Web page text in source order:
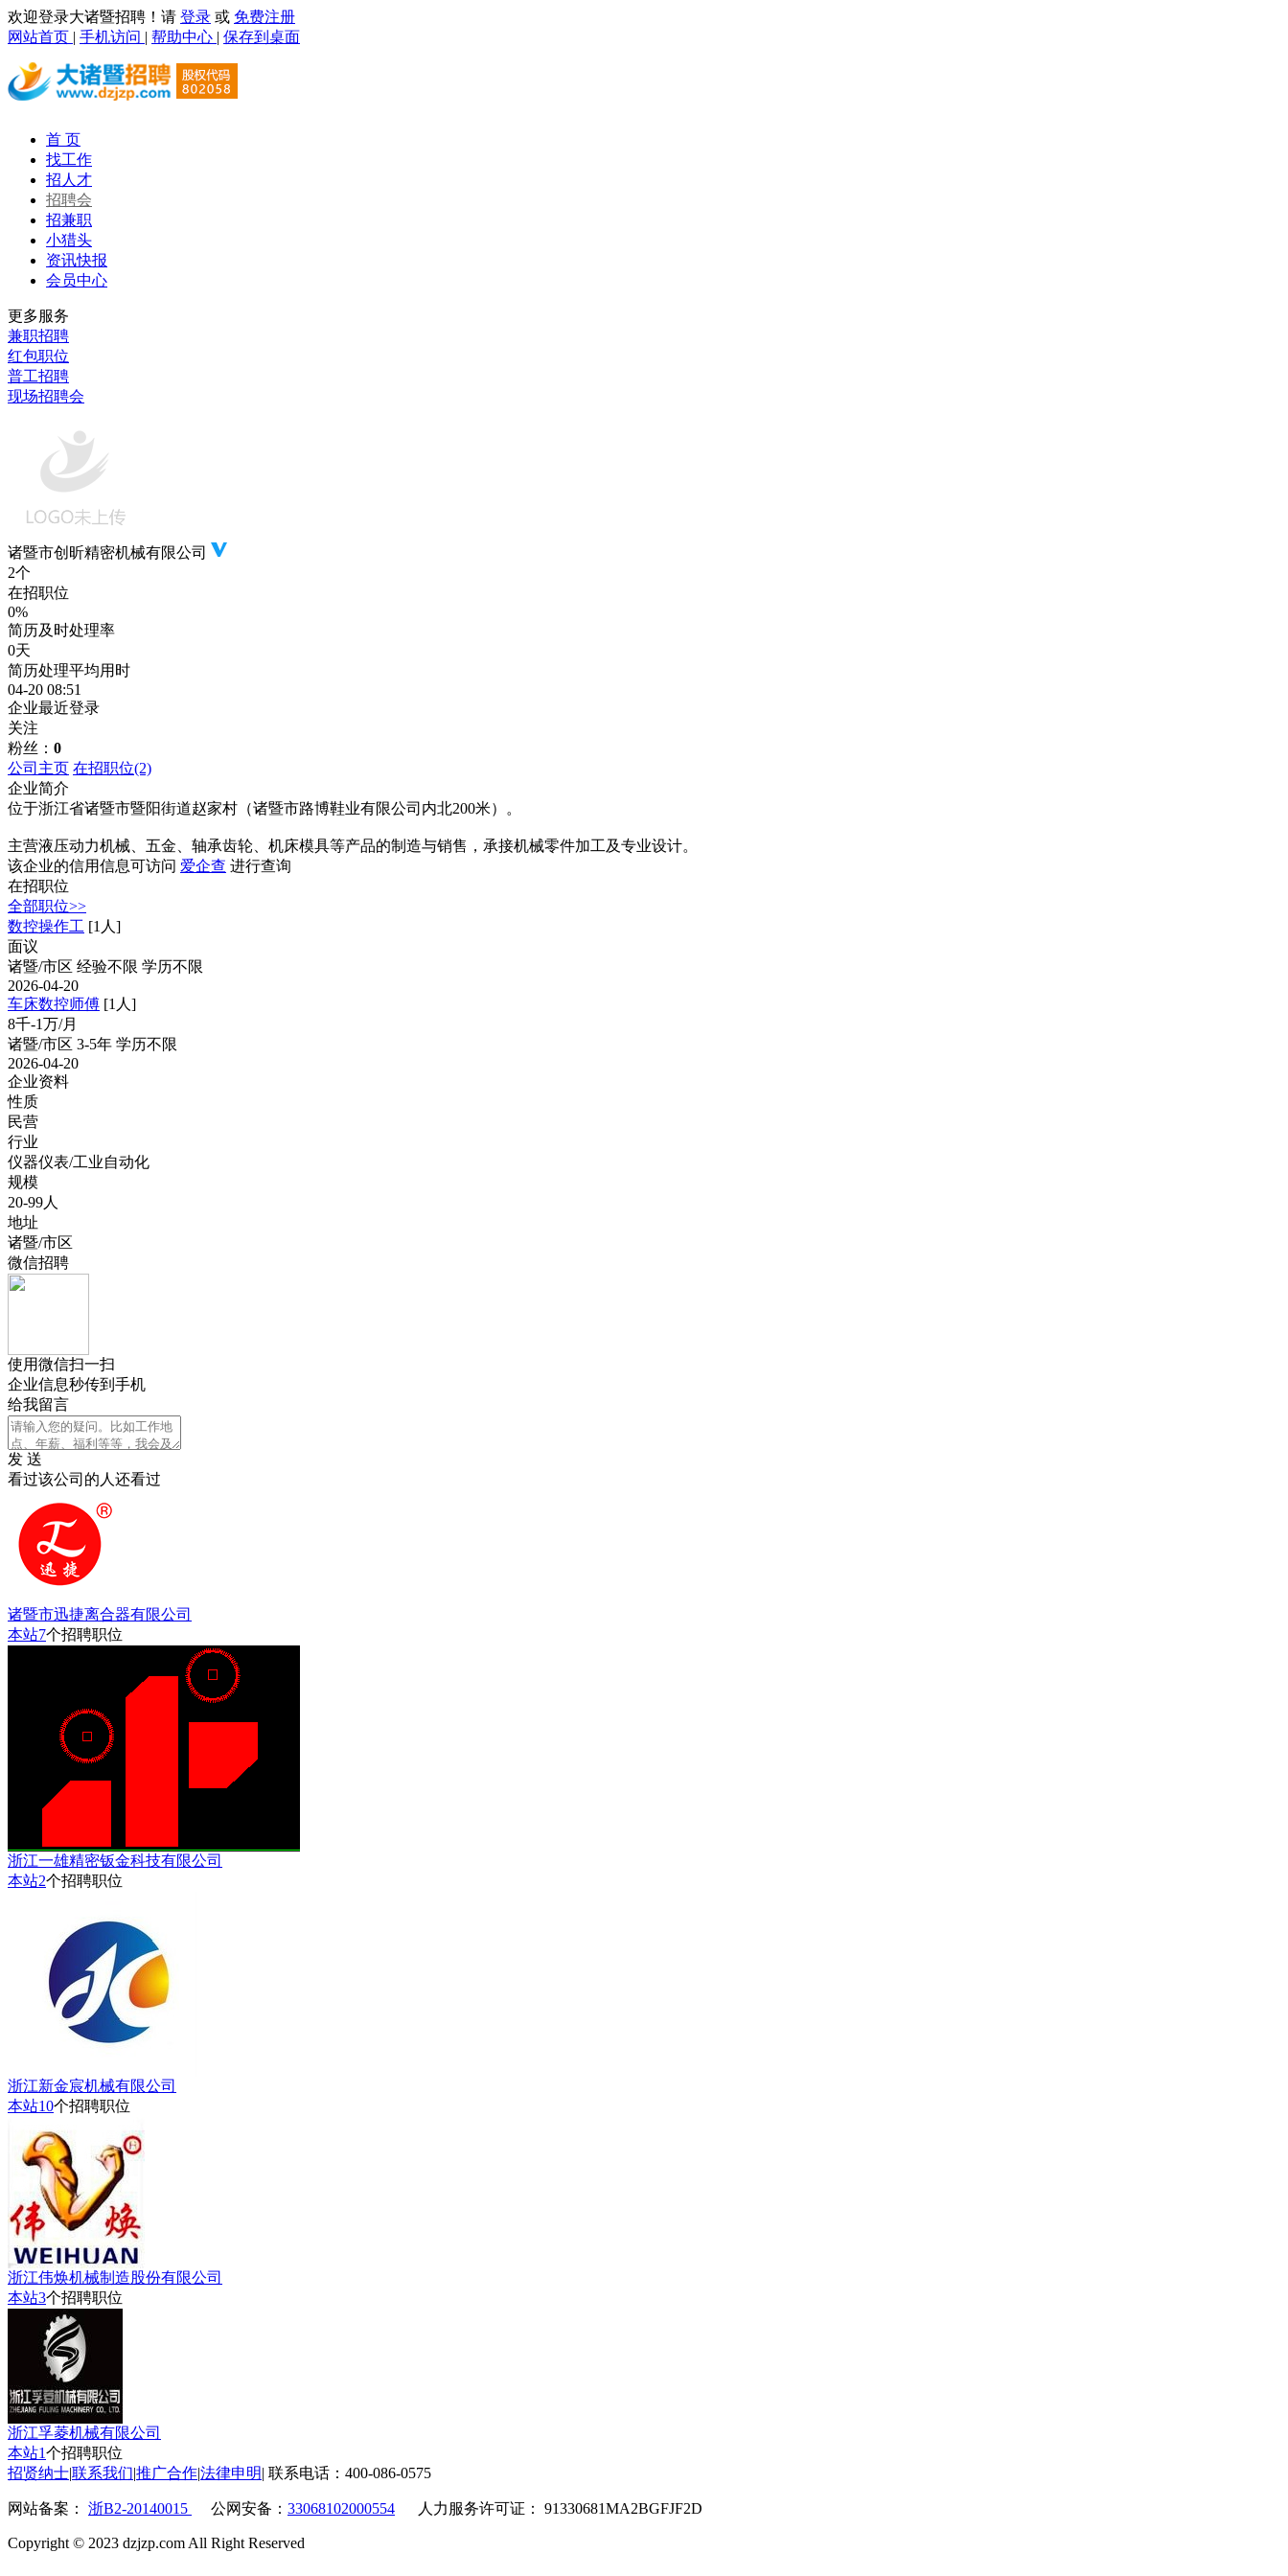
欢迎登录大诸暨招聘！请 登录 或 免费注册
网站首页 | 手机访问 | 帮助中心 | 保存到桌面
首 页
找工作
招人才
招聘会
招兼职
小猎头
资讯快报
会员中心
更多服务
兼职招聘
红包职位
普工招聘
现场招聘会
诸暨市创昕精密机械有限公司
2个
在招职位
0%
简历及时处理率
0天
简历处理平均用时
04-20 08:51
企业最近登录
关注
粉丝： 0
公司主页 在招职位(2)
企业简介
位于浙江省诸暨市暨阳街道赵家村（诸暨市路博鞋业有限公司内北200米）。
主营液压动力机械、五金、轴承齿轮、机床模具等产品的制造与销售，承接机械零件加工及专业设计。
该企业的信用信息可访问 爱企查 进行查询
在招职位
全部职位>>
数控操作工 [1人]
面议
诸暨/市区 经验不限 学历不限
2026-04-20
车床数控师傅 [1人]
8千-1万/月
诸暨/市区 3-5年 学历不限
2026-04-20
企业资料
性质
民营
行业
仪器仪表/工业自动化
规模
20-99人
地址
诸暨/市区
微信招聘
使用微信扫一扫
企业信息秒传到手机
给我留言
发 送
看过该公司的人还看过
诸暨市迅捷离合器有限公司
本站7个招聘职位
浙江一雄精密钣金科技有限公司
本站2个招聘职位
浙江新金宸机械有限公司
本站10个招聘职位
浙江伟焕机械制造股份有限公司
本站3个招聘职位
浙江孚菱机械有限公司
本站1个招聘职位
招贤纳士|联系我们|推广合作|法律申明| 联系电话：400-086-0575
网站备案： 浙B2-20140015 公网安备： 33068102000554 人力服务许可证： 91330681MA2BGFJF2D
Copyright © 2023 dzjzp.com All Right Reserved